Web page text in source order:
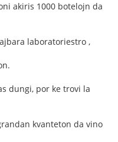
akiris 1000 botelojn da
laboratoriestro ,
dungi, por ke trovi la
kvanteton da vino